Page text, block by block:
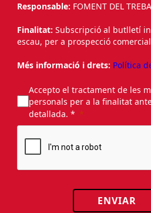
Responsable: FOMENT DEL
Finalitat: Subscripció al butlletí
escau, per a prospecció
Més informació i drets: Política
Accepto el tractament de les
personals per a la finalitat
detallada. *
ENVIAR